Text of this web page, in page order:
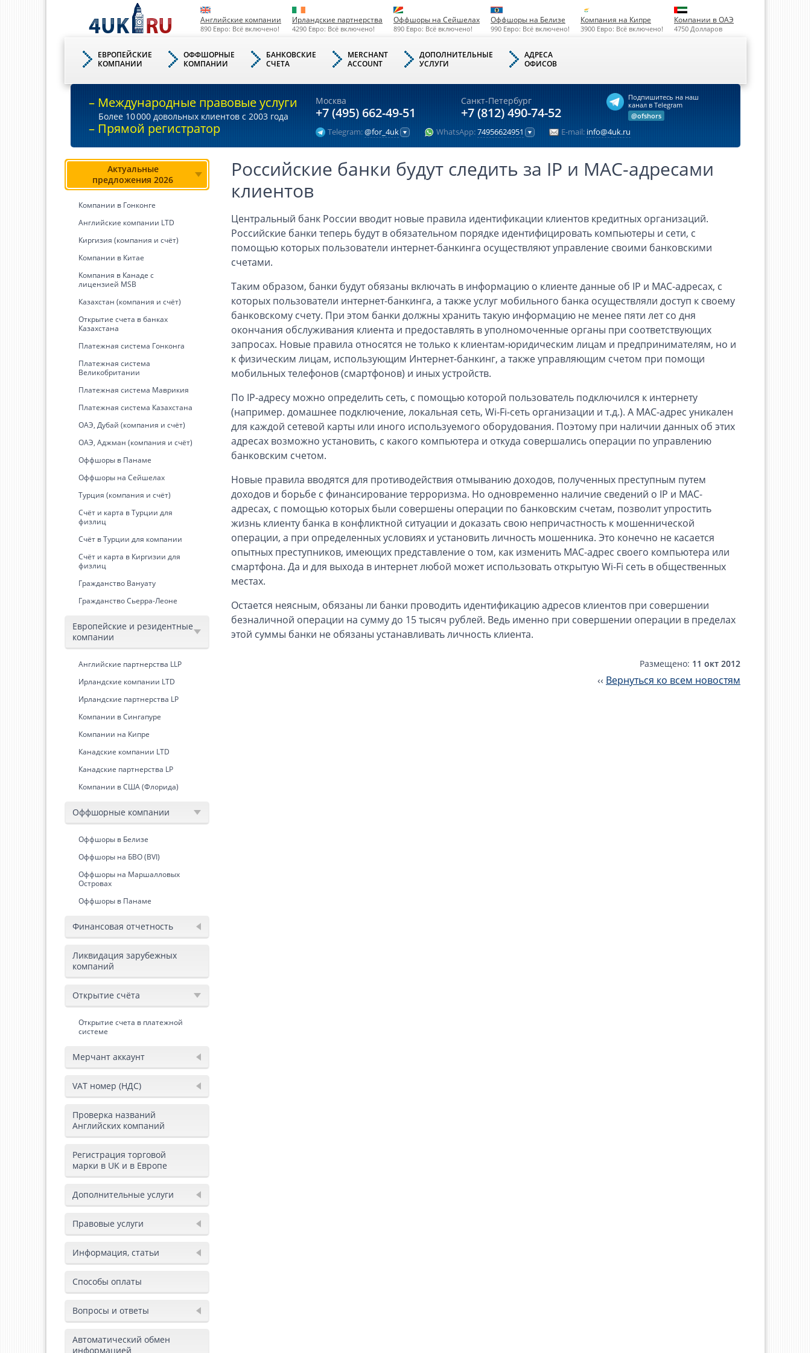
Английские компании
890 Евро: Всё включено!
Ирландские партнерства
4290 Евро: Всё включено!
Оффшоры на Сейшелах
890 Евро: Всё включено!
Оффшоры на Белизе
990 Евро: Всё включено!
Компания на Кипре
3900 Евро: Всё включено!
Компании в ОАЭ
4750 Долларов
ЕВРОПЕЙСКИЕ
КОМПАНИИ
ОФФШОРНЫЕ
КОМПАНИИ
БАНКОВСКИЕ
СЧЕТА
MERCHANT
ACCOUNT
ДОПОЛНИТЕЛЬНЫЕ
УСЛУГИ
АДРЕСА
ОФИСОВ
– Международные правовые услуги
Более 10000 довольных клиентов с 2003 года
– Прямой регистратор
Москва
+7 (495) 662-49-51
Санкт-Петербург
+7 (812) 490-74-52
Подпишитесь на наш
канал в Telegram
@ofshors
Telegram:@for_4uk WhatsApp:74956624951 E-mail: info@4uk.ru
Актуальные
предложения 2026
Компании в Гонконге
Английские компании LTD
Киргизия (компания и счёт)
Компании в Китае
Kомпания в Канаде с
лицензией MSB
Казахстан (компания и счёт)
Открытие счета в банках
Казахстана
Платежная система Гонконга
Платежная система
Великобритании
Платежная система Маврикия
Платежная система Казахстана
ОАЭ, Дубай (компания и счёт)
ОАЭ, Аджман (компания и счёт)
Оффшоры в Панаме
Оффшоры на Сейшелах
Турция (компания и счёт)
Счёт и карта в Турции для
физлиц
Cчёт в Турции для компании
Счёт и карта в Киргизии для
физлиц
Гражданство Вануату
Гражданство Сьерра-Леоне
Европейские и резидентные
компании
Английские партнерства LLP
Ирландские компании LTD
Ирландские партнерства LP
Компании в Сингапуре
Компании на Кипре
Канадские компании LTD
Канадские партнерства LP
Компании в США (Флорида)
Оффшорные компании
Оффшоры в Белизе
Оффшоры на БВО (BVI)
Оффшоры на Маршалловых
Островах
Оффшоры в Панаме
Финансовая отчетность
Ликвидация зарубежных
компаний
Открытие счёта
Открытие счета в платежной
системе
Мерчант аккаунт
VAT номер (НДС)
Проверка названий
Английских компаний
Регистрация торговой
марки в UK и в Европе
Дополнительные услуги
Правовые услуги
Информация, статьи
Способы оплаты
Вопросы и ответы
Автоматический обмен
информацией
Российские банки будут следить за IP и MAC-адресами
клиентов
Центральный банк России вводит новые правила идентификации клиентов кредитных организаций.
Российские банки теперь будут в обязательном порядке идентифицировать компьютеры и сети, с
помощью которых пользователи интернет-банкинга осуществляют управление своими банковскими
счетами.
Таким образом, банки будут обязаны включать в информацию о клиенте данные об IP и MAC-адресах, с
которых пользователи интернет-банкинга, а также услуг мобильного банка осуществляли доступ к своему
банковскому счету. При этом банки должны хранить такую информацию не менее пяти лет со дня
окончания обслуживания клиента и предоставлять в уполномоченные органы при соответствующих
запросах. Новые правила относятся не только к клиентам-юридическим лицам и предпринимателям, но и
к физическим лицам, использующим Интернет-банкинг, а также управляющим счетом при помощи
мобильных телефонов (смартфонов) и иных устройств.
По IP-адресу можно определить сеть, с помощью которой пользователь подключился к интернету
(например. домашнее подключение, локальная сеть, Wi-Fi-сеть организации и т.д.). А MAC-адрес уникален
для каждой сетевой карты или иного используемого оборудования. Поэтому при наличии данных об этих
адресах возможно установить, с какого компьютера и откуда совершались операции по управлению
банковским счетом.
Новые правила вводятся для противодействия отмыванию доходов, полученных преступным путем
доходов и борьбе с финансирование терроризма. Но одновременно наличие сведений о IP и MAC-
адресах, с помощью которых были совершены операции по банковским счетам, позволит упростить
жизнь клиенту банка в конфликтной ситуации и доказать свою непричастность к мошеннической
операции, а при определенных условиях и установить личность мошенника. Это конечно не касается
опытных преступников, имеющих представление о том, как изменить MAC-адрес своего компьютера или
смартфона. Да и для выхода в интернет любой может использовать открытую Wi-Fi сеть в общественных
местах.
Остается неясным, обязаны ли банки проводить идентификацию адресов клиентов при совершении
безналичной операции на сумму до 15 тысяч рублей. Ведь именно при совершении операции в пределах
этой суммы банки не обязаны устанавливать личность клиента.
Размещено: 11 окт 2012
‹‹ Вернуться ко всем новостям